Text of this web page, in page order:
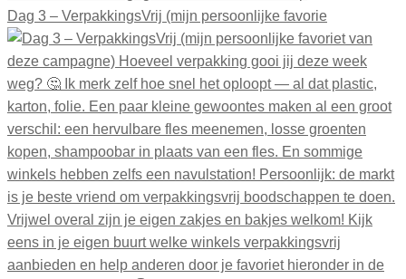
Dag 3 – VerpakkingsVrij (mijn persoonlijke favorie